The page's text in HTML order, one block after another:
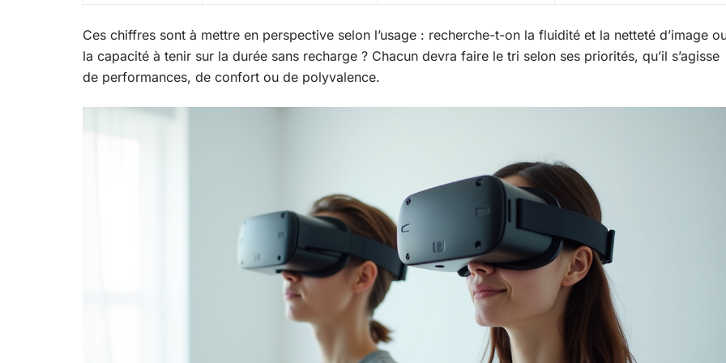
Ces chiffres sont à mettre en perspective selon l’usage : recherche-t-on la fluidité et la netteté d’image
la capacité à tenir sur la durée sans recharge ? Chacun devra faire le tri selon ses priorités, qu’il s’agisse
de performances, de confort ou de polyvalence.